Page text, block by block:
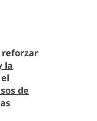
reforzar
la
de